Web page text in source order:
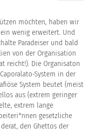
möchten, haben wir
wenig erweitert. Und
Paradeiser und bald
von der Organisation
reicht!). Die Organisaton
System in der
System beutet (meist
aus (extrem geringer
extrem lange
gesetzliche
den Ghettos der